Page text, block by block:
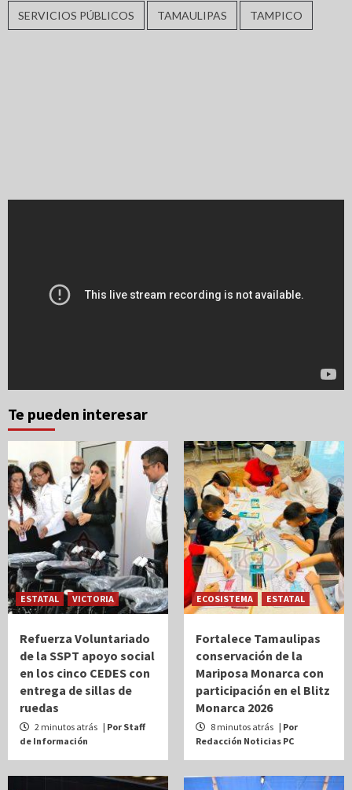
SERVICIOS PÚBLICOS TAMAULIPAS TAMPICO
Te pueden interesar
ESTATAL VICTORIA
Refuerza Voluntariado
de la SSPT apoyo social
en los cinco CEDES con
entrega de sillas de
ruedas
2 minutos atrás | Por Staff
de Información
ECOSISTEMA ESTATAL
Fortalece Tamaulipas
conservación de la
Mariposa Monarca con
participación en el Blitz
Monarca 2026
8 minutos atrás | Por
Redacción Noticias PC